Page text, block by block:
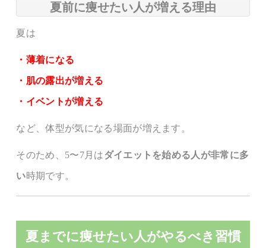
夏前に痩せたい人が増える理由
夏は
・薄着になる
・肌の露出が増える
・イベントが増える
など、体型が気になる場面が増えます。
そのため、5〜7月は ダイエットを始める人が非常に多
い時期です。
夏までに痩せたい人がやるべき習慣